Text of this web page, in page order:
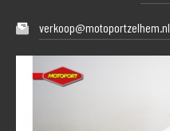
verkoop@motoportzelhem.nl